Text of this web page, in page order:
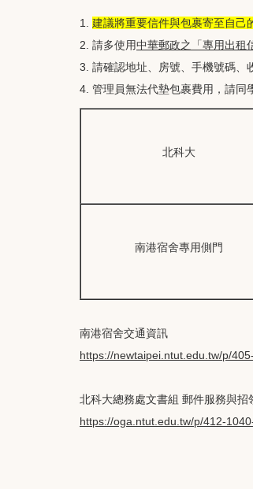
1. 建議將重要信件與包裹寄至自己
2. 請多使用中華郵政之「專用出租
3. 請確認地址、房號、手機號碼、
4. 管理員無法代墊包裹費用，請同
北科大
南港宿舍專用側門
南港宿舍交通資訊
https://newtaipei.ntut.edu.tw/p/
北科大總務處文書組 郵件服務與招
https://oga.ntut.edu.tw/p/412-